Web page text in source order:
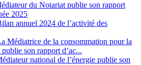
du Notariat publie son rapport
2025
annuel 2024 de l’activité des
Médiatrice de la consommation pour la
son rapport d’ac...
national de l’énergie publie son